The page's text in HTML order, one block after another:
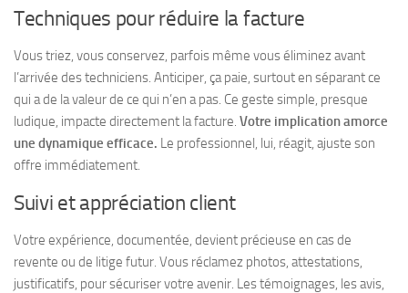
Techniques pour réduire la facture
Vous triez, vous conservez, parfois même vous éliminez avant
l’arrivée des techniciens. Anticiper, ça paie, surtout en séparant ce
qui a de la valeur de ce qui n’en a pas. Ce geste simple, presque
ludique, impacte directement la facture. Votre implication amorce
une dynamique efficace. Le professionnel, lui, réagit, ajuste son
offre immédiatement.
Suivi et appréciation client
Votre expérience, documentée, devient précieuse en cas de
revente ou de litige futur. Vous réclamez photos, attestations,
justificatifs, pour sécuriser votre avenir. Les témoignages, les avis,